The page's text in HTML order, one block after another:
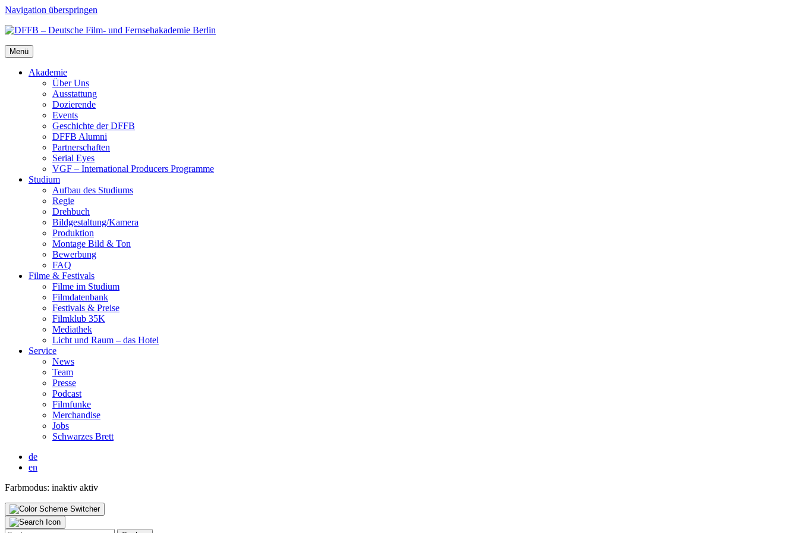
Navigation überspringen
Menü
Aka­de­mie
Über Uns
Aus­stat­tung
Dozie­ren­de
Events
Geschich­te der DFFB
DFFB Alum­ni
Part­ner­schaf­ten
Seri­al Eyes
VGF – Inter­na­tio­nal Pro­du­cers Pro­gram­me
Stu­di­um
Auf­bau des Stu­di­ums
Regie
Dreh­buch
Bildgestaltung/​​Kamera
Pro­duk­ti­on
Mon­ta­ge Bild & Ton
Bewer­bung
FAQ
Fil­me & Fes­ti­vals
Fil­me im Stu­di­um
Film­da­ten­bank
Fes­ti­vals & Prei­se
Film­klub 35K
Media­thek
Licht und Raum – das Hotel
Ser­vice
News
Team
Pres­se
Pod­cast
Film­fun­ke
Mer­chan­di­se
Jobs
Schwar­zes Brett
de
en
Farbmodus: inaktiv aktiv